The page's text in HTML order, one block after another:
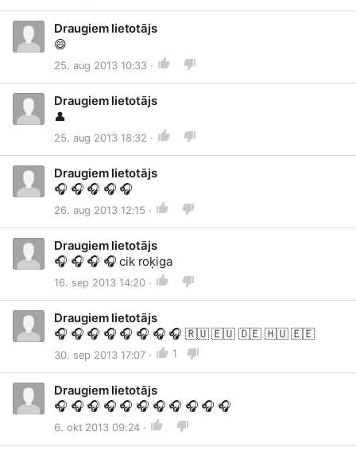
Draugiem lietotājs
😄
25. aug 2013 10:33 ·
Draugiem lietotājs
👤
25. aug 2013 18:32 ·
Draugiem lietotājs
🎧 🎧 🎧 🎧 🎧
26. aug 2013 12:15 ·
Draugiem lietotājs
🎧 🎧 🎧 🎧 cik roķiga
16. sep 2013 14:20 ·
Draugiem lietotājs
🎧 🎧 🎧 🎧 🎧 🎧 🎧 🎧 🇷🇺🇪🇺 🇩🇪 🇭🇺🇪🇪
30. sep 2013 17:07 · 1
Draugiem lietotājs
🎧 🎧 🎧 🎧 🎧 🎧 🎧 🎧 🎧 🎧 🎧
6. okt 2013 09:24 ·